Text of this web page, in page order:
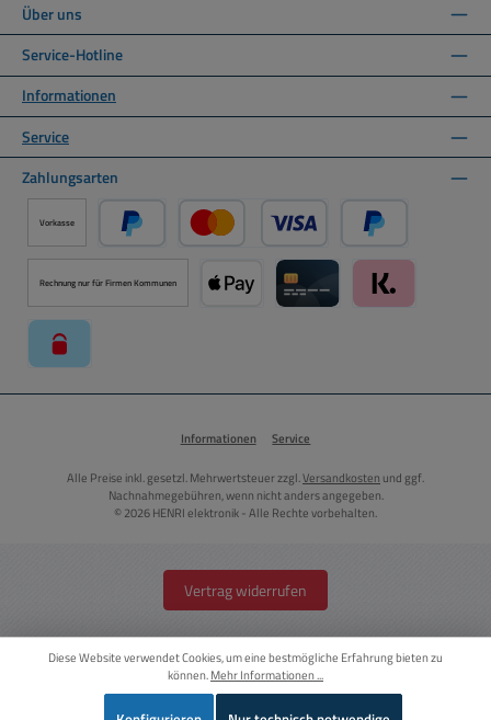
Über uns
Service-Hotline
Informationen
Service
Zahlungsarten
Vorkasse
PayPal Kredit- oder Debitkarte über PayPal
Später Bezahlen
Rechnung nur für Firmen Kommunen
Informationen Service
Alle Preise inkl. gesetzl. Mehrwertsteuer zzgl.Versandkosten und ggf.
Nachnahmegebühren, wenn nicht anders angegeben.
© 2026 HENRI elektronik - Alle Rechte vorbehalten.
Vertrag widerrufen
Diese Website verwendet Cookies, um eine bestmögliche Erfahrung bieten zu
können.Mehr Informationen ...